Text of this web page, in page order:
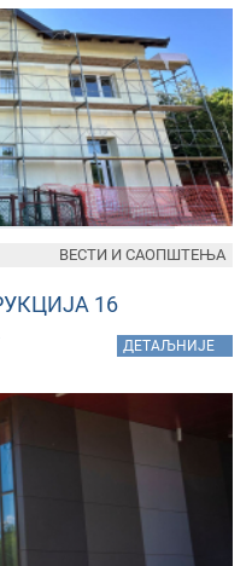
16
ДЕТАЉНИЈЕ
ВЕСТИ И САОПШТЕЊА